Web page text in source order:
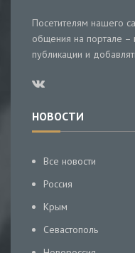
Посетителям нашего
общения на портале –
публикации и
НОВОСТИ
Все новости
Россия
Крым
Севастополь